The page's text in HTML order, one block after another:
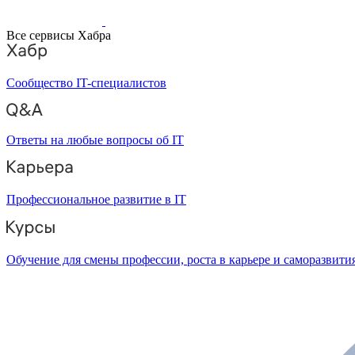
Все сервисы Хабра
Сообщество IT-специалистов
Ответы на любые вопросы об IT
Профессиональное развитие в IT
Обучение для смены профессии, роста в карьере и